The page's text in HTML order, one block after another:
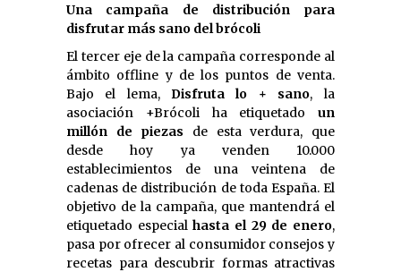
Una campaña de distribución para
disfrutar más sano del brócoli
El tercer eje de la campaña corresponde al
ámbito offline y de los puntos de venta.
Bajo el lema,  Disfruta lo + sano, la
asociación +Brócoli ha etiquetado un
millón de piezas de esta verdura, que
desde hoy ya venden 10.000
establecimientos de una veintena de
cadenas de distribución de toda España. El
objetivo de la campaña, que mantendrá el
etiquetado especial hasta el 29 de enero,
pasa por ofrecer al consumidor consejos y
recetas para descubrir formas atractivas